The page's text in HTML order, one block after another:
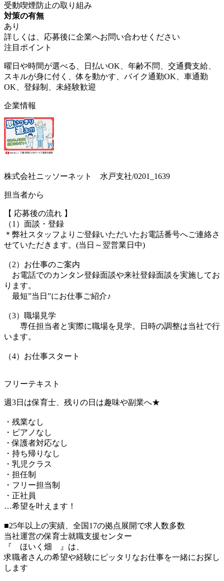
受動喫煙防止の取り組み
対策の有無
あり
詳しくは、応募後に企業へお問い合わせください
注目ポイント
曜日や時間が選べる、日払いOK、年齢不問、交通費支給、
スキルが身に付く、体を動かす、バイク通勤OK、車通勤
OK、登録制、未経験歓迎
企業情報
株式会社ニッソーネット 水戸支社/0201_1639
担当者から
【 応募後の流れ 】
（1）面談・登録
＊弊社スタッフよりご登録いただいたお電話番号へご連絡さ
せていただきます。(当日～翌営業日中)
（2）お仕事のご案内
お電話でのカンタン登録面談や来社登録面談を実施してお
ります。
最短”当日”にお仕事ご紹介♪
（3）職場見学
専任担当者と実際に職場を見学。日時の調整は当社で行
います。
（4）お仕事スタート
フリーテキスト
週3日は保育士、残りの日は趣味や副業へ★
・残業なし
・ピアノなし
・保護者対応なし
・持ち帰りなし
・乳児クラス
・担任制
・フリー担当制
・正社員
…希望を叶えます！
■25年以上の実績、全国17の拠点展開で求人数多数
当社運営の保育士就職支援センター
『 ほいく畑 』は、
求職者さんの希望や経験にピッタリなお仕事を一緒にお探し
します